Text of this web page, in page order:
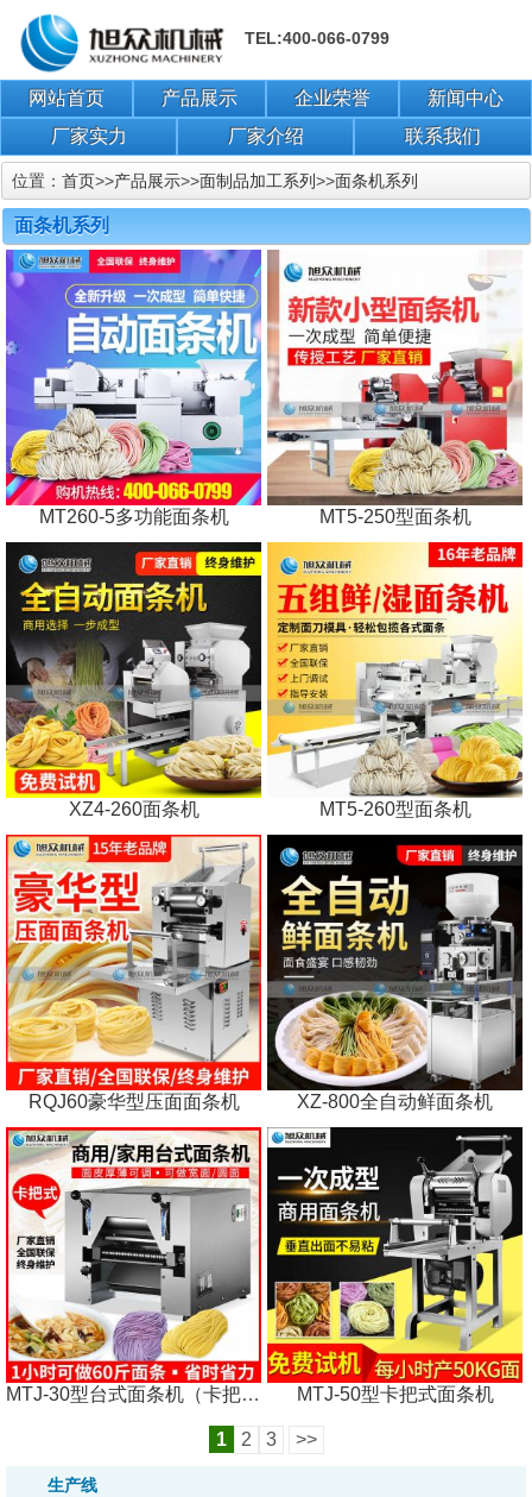
TEL:400-066-0799
网站首页 产品展示 企业荣誉
新闻中心
厂家实力
厂家介绍 联系我们
位置： 首页>>产品展示>>面制品加工系列>>面条机系列
面条机系列
MT260-5多功能面条机 MT5-250型面条机
XZ4-260面条机 MT5-260型面条机
RQJ60豪华型压面面条机 XZ-800全自动鲜面条机
MTJ-30型台式面条机（卡把式） MTJ-50型卡把式面条机
1 2 3 >>
生产线